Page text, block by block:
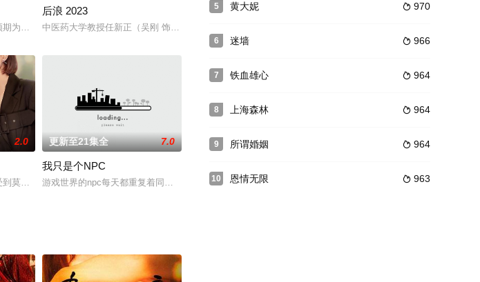
于各大案发现场和解剖室中，寻
为背景，讲述了四位陷入焦虑的老员工与两位新入职的热血青年，携手互助的帮公司渡过过瓶颈期的故事
后浪 2023
中医药大学教授任新正（吴刚 饰）致力于广传中医，他辞职创办中医传承班，希望培养出真正能将中医之道传
在司令员薛宏晖的领导下，侦察
的密室里，一场非比寻常的“捆绑”游戏就此展开。性感妖娆的小
2.0
莫名的死亡威胁。侯志荣担心儿子的安全，决定给侯爵请个私人保镖。安保公司女保镖伍十一被侯志荣相
更新至21集全 7.0
我只是个NPC
游戏世界的npc每天都重复着同样的工作，到点到岗，无法打破被安排的生活和获得绝对的自由。地头虎原是
5  970
黄大妮
6  966
迷墙
7  964
铁血雄心
8  964
上海森林
9  964
所谓婚姻
10  963
恩情无限